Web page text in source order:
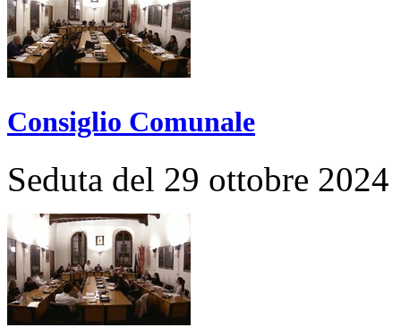
Consiglio Comunale
Seduta del 29 ottobre 2024